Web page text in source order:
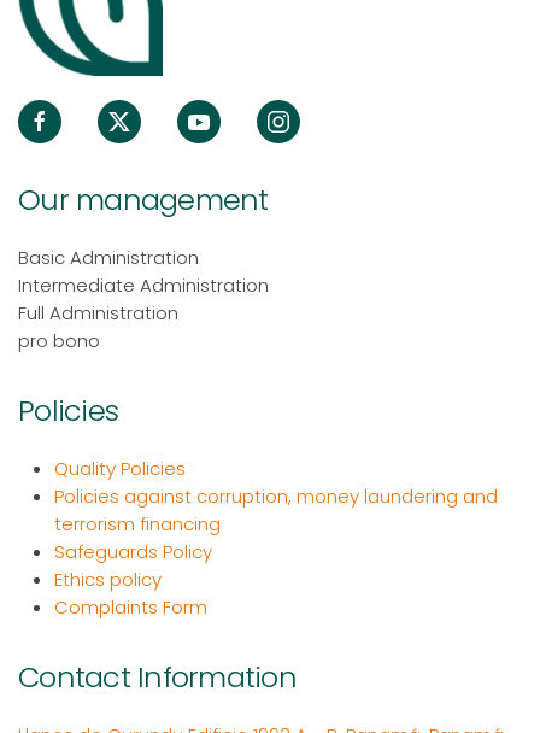
Our management
Basic Administration
Intermediate Administration
Full Administration
pro bono
Policies
Quality Policies
Policies against corruption, money laundering and
terrorism financing
Safeguards Policy
Ethics policy
Complaints Form
Contact Information